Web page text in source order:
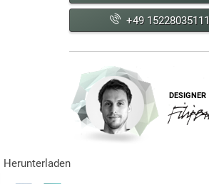
+49 15228035111
DESIGNER
Herunterladen